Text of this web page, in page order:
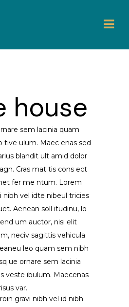
house
sem lacinia quam
tive ulum. Maec enas sed
blandit ult amid dolor
Cras mat tis cons ect
fer me ntum. Lorem
nibh vel idte nibeul tricies
Aenean soll itudinu, lo
um auctor, nisi elit
neciv sagittis vehicula
leo quam sem nibh
ue ornare sem lacinia
veste ibulum. Maecenas
var.
gravi nibh vel id nibh